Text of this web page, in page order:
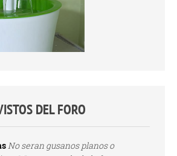
DEL FORO
No seran gusanos planos o